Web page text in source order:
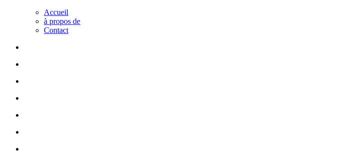
Accueil
à propos de
Contact